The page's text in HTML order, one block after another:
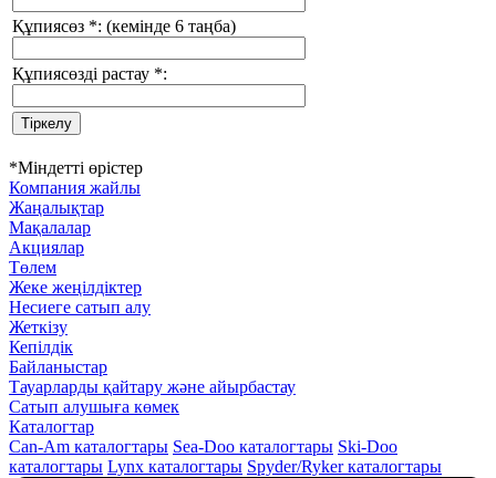
Құпиясөз *: (кемінде 6 таңба)
Құпиясөзді растау *:
*Міндетті өрістер
Компания жайлы
Жаңалықтар
Мақалалар
Акциялар
Төлем
Жеке жеңілдіктер
Несиеге сатып алу
Жеткізу
Кепілдік
Байланыстар
Тауарларды қайтару және айырбастау
Сатып алушыға көмек
Каталогтар
Can-Am каталогтары Sea-Doo каталогтары Ski-Doo
каталогтары Lynx каталогтары Spyder/Ryker каталогтары